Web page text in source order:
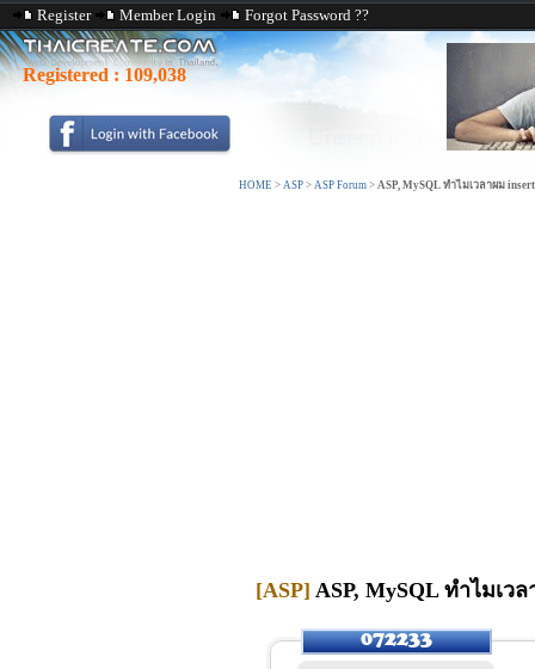
Register Member Login Forgot Password ??
Registered : 109,038
HOME > ASP > ASP Forum > ASP, MySQL ทำไมเวลาผม
[ASP] ASP, MySQL ทำไมเว